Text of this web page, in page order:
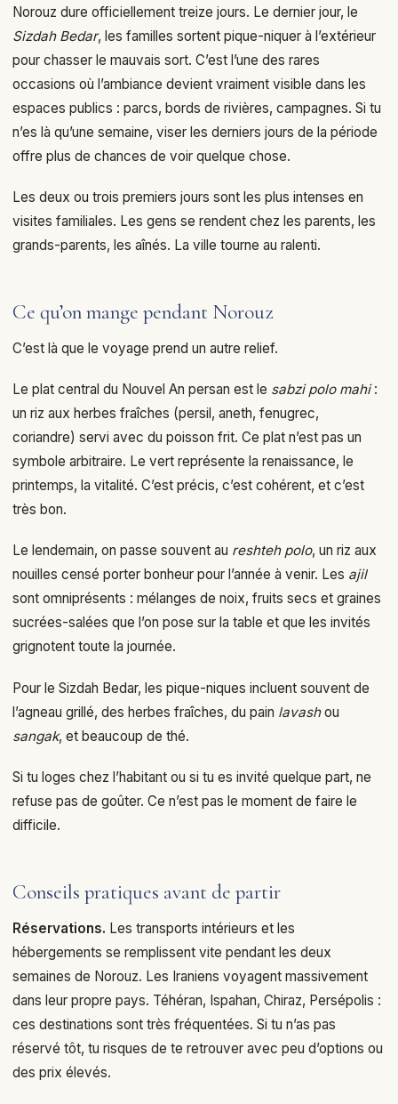
Norouz dure officiellement treize jours. Le dernier jour, le
Sizdah Bedar, les familles sortent pique-niquer à l’extérieur
pour chasser le mauvais sort. C’est l’une des rares
occasions où l’ambiance devient vraiment visible dans les
espaces publics : parcs, bords de rivières, campagnes. Si tu
n’es là qu’une semaine, viser les derniers jours de la période
offre plus de chances de voir quelque chose.
Les deux ou trois premiers jours sont les plus intenses en
visites familiales. Les gens se rendent chez les parents, les
grands-parents, les aînés. La ville tourne au ralenti.
Ce qu’on mange pendant Norouz
C’est là que le voyage prend un autre relief.
Le plat central du Nouvel An persan est le sabzi polo mahi:
un riz aux herbes fraîches (persil, aneth, fenugrec,
coriandre) servi avec du poisson frit. Ce plat n’est pas un
symbole arbitraire. Le vert représente la renaissance, le
printemps, la vitalité. C’est précis, c’est cohérent, et c’est
très bon.
Le lendemain, on passe souvent au reshteh polo, un riz aux
nouilles censé porter bonheur pour l’année à venir. Les ajil
sont omniprésents : mélanges de noix, fruits secs et graines
sucrées-salées que l’on pose sur la table et que les invités
grignotent toute la journée.
Pour le Sizdah Bedar, les pique-niques incluent souvent de
l’agneau grillé, des herbes fraîches, du pain lavashou
sangak, et beaucoup de thé.
Si tu loges chez l’habitant ou si tu es invité quelque part, ne
refuse pas de goûter. Ce n’est pas le moment de faire le
difficile.
Conseils pratiques avant de partir
Réservations. Les transports intérieurs et les
hébergements se remplissent vite pendant les deux
semaines de Norouz. Les Iraniens voyagent massivement
dans leur propre pays. Téhéran, Ispahan, Chiraz, Persépolis :
ces destinations sont très fréquentées. Si tu n’as pas
réservé tôt, tu risques de te retrouver avec peu d’options ou
des prix élevés.